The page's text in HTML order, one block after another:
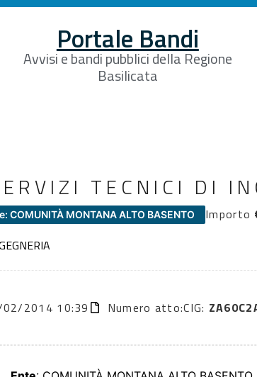
Portale Bandi
Avvisi e bandi pubblici della Regione
Basilicata
TECNICI DI
COMUNITÀ MONTANA ALTO BASENTO Importo
02/2014 10:39 Numero atto:CIG: